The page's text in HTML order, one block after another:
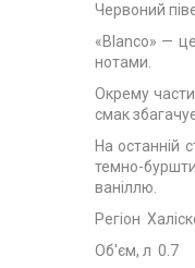
Червоний
«Blanco» —
нотами.
Окрему
смак
На останній
темно-
ваніллю.
Регіон
Об'єм, л 0.7